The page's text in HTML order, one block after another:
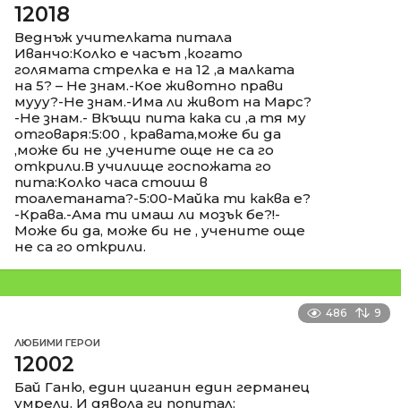
12018
Веднъж учителката питала
Иванчо:Колко е часът ,когато
голямата стрелка е на 12 ,а малката
на 5? – Не знам.-Кое животно прави
мууу?-Не знам.-Има ли живот на Марс?
-Не знам.- Вкъщи пита кака си ,а тя му
отговаря:5:00 , кравата,може би да
,може би не ,учените още не са го
открили.В училище госпожата го
пита:Колко часа стоиш в
тоалетаната?-5:00-Майка ти каква е?
-Крава.-Ама ти имаш ли мозък бе?!-
Може би да, може би не , учените още
не са го открили.
486 9
ЛЮБИМИ ГЕРОИ
12002
Бай Ганю, един циганин един германец
умрели. И дявола ги попитал: